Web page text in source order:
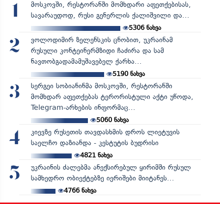
1
მოსკოვში, რესტორანში მომხდარი აფეთქებისას,
სავარაუდოდ, რუსი გენერლის ქალიშვილი და...
5306ნახვა
2
ვოლოდიმირ ზელენსკის ცნობით, უკრაინამ
რუსული კონტეინერმზიდი ჩაძირა და სამ
ნავთობგადამამუშავებელ ქარხა...
5190ნახვა
3
სერგეი სობიანინმა მოსკოვში, რესტორანში
მომხდარ აფეთქებას ტერორისტული აქტი უწოდა,
Telegram-არხების ინფორმაც...
5060ნახვა
4
კიევზე რუსეთის თავდასხმის დროს ლიეტუვის
საელჩო დაზიანდა - კესტუტის ბუდრისი
4821ნახვა
5
უკრაინის ძალებმა ანექსირებულ ყირიმში რუსულ
სამხედრო ობიექტებზე იერიშები მიიტანეს...
4766ნახვა